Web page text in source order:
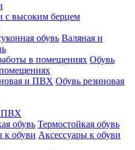
с высоким берцем
Валяная и
Обувь
Обувь резиновая
ПВХ
Термостойкая обувь
Аксессуары к обуви